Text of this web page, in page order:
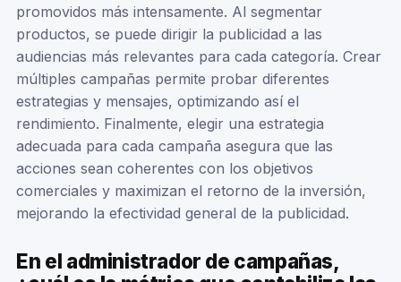
promovidos más intensamente. Al segmentar
productos, se puede dirigir la publicidad a las
audiencias más relevantes para cada categoría. Crear
múltiples campañas permite probar diferentes
estrategias y mensajes, optimizando así el
rendimiento. Finalmente, elegir una estrategia
adecuada para cada campaña asegura que las
acciones sean coherentes con los objetivos
comerciales y maximizan el retorno de la inversión,
mejorando la efectividad general de la publicidad.
En el administrador de campañas,